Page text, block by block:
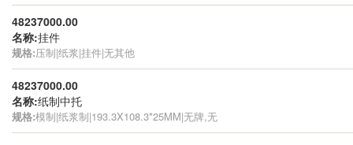
48237000.00
名称:挂件
规格:压制|纸浆|挂件|无其他
48237000.00
名称:纸制中托
规格:模制|纸浆制|193.3X108.3*25MM|无牌,无